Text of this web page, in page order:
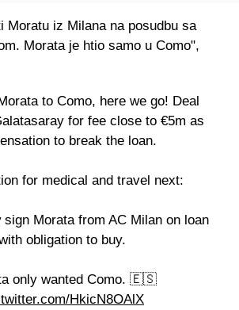
Moratu iz Milana na posudbu sa
Morata je htio samo u Como",
to Como, here we go! Deal
for fee close to €5m as
to break the loan.
for medical and travel next:
sign Morata from AC Milan on loan
obligation to buy.
only wanted Como. 🇪🇸
HkicN8OAlX